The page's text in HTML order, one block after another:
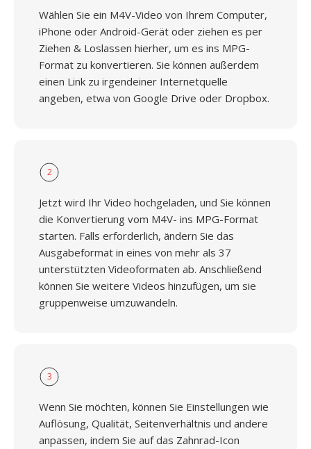
Wählen Sie ein M4V-Video von Ihrem Computer,
iPhone oder Android-Gerät oder ziehen es per
Ziehen & Loslassen hierher, um es ins MPG-
Format zu konvertieren. Sie können außerdem
einen Link zu irgendeiner Internetquelle
angeben, etwa von Google Drive oder Dropbox.
2
Jetzt wird Ihr Video hochgeladen, und Sie können
die Konvertierung vom M4V- ins MPG-Format
starten. Falls erforderlich, ändern Sie das
Ausgabeformat in eines von mehr als 37
unterstützten Videoformaten ab. Anschließend
können Sie weitere Videos hinzufügen, um sie
gruppenweise umzuwandeln.
3
Wenn Sie möchten, können Sie Einstellungen wie
Auflösung, Qualität, Seitenverhältnis und andere
anpassen, indem Sie auf das Zahnrad-Icon